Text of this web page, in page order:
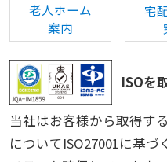
老人ホーム
案内
宅
ISOを
当社はお客様から取得す
についてISO27001に基